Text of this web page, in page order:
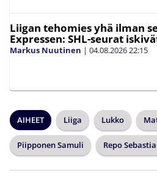
Liigan tehomies yhä ilman
Expressen: SHL-seurat
Markus Nuutinen | 04.08.202622:15
AIHEET Liiga Lukko
Piipponen Samuli Repo